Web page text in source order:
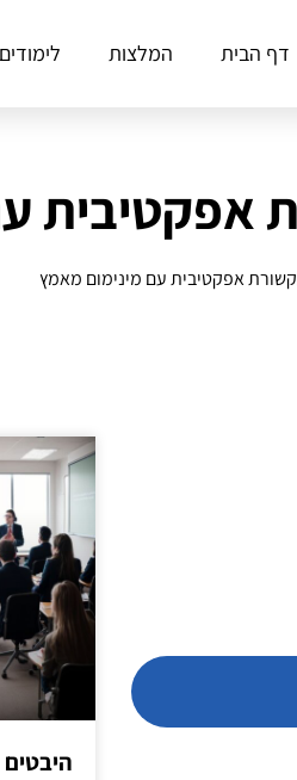
דף הבית המלצות לימודים
אפקטיבית
אפקטיבית עם מינימום מאמץ